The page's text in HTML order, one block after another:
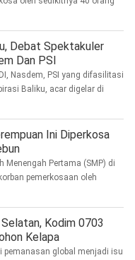
Debat Spektakuler
Dan PSI
Nasdem, PSI yang difasilitasi
Baliku, acar digelar di
Ini Diperkosa
Menengah Pertama (SMP) di
pemerkosaan oleh
Kodim 0703
Kelapa
pemanasan global menjadi isu